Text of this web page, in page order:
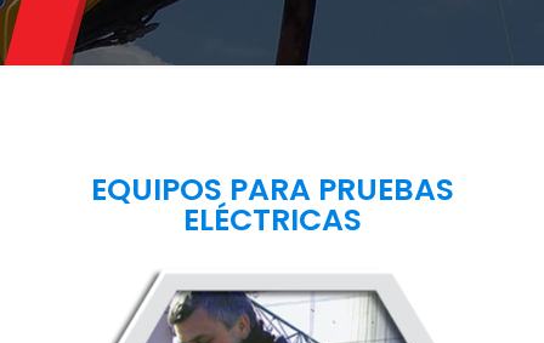
EQUIPOS PARA PRUEBAS
ELÉCTRICAS